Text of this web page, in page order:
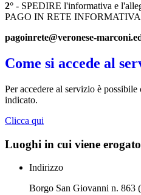
2° - SPEDIRE l'informativa e
PAGO IN RETE
pagoinrete@veronese-
Come si accede al
Per accedere al servizio è
indicato.
Clicca qui
Luoghi in cui viene
Indirizzo
Borgo San Giovanni n. 863